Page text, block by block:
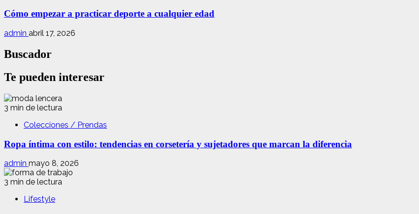
Cómo empezar a practicar deporte a cualquier edad
admin abril 17, 2026
Buscador
Te pueden interesar
3 min de lectura
Colecciones / Prendas
Ropa íntima con estilo: tendencias en corsetería y sujetadores que marcan la diferencia
admin mayo 8, 2026
3 min de lectura
Lifestyle